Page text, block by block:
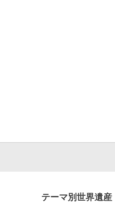
テーマ別世界遺産